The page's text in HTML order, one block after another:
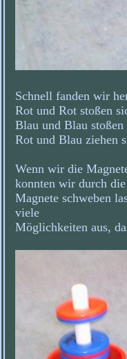
Schnell fanden wir
Rot und Rot stoßen
Blau und Blau stoßen
Rot und Blau ziehen
Wenn wir die
konnten wir durch
Magnete schweben
viele
Möglichkeiten aus,